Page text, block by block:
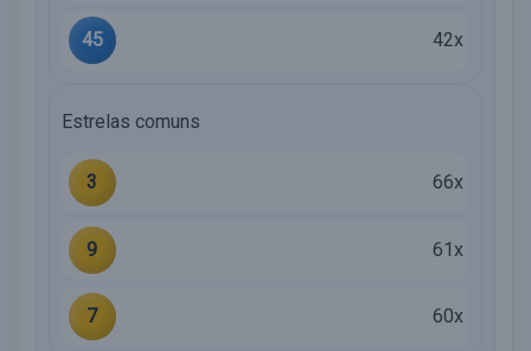
45 42x
Estrelas comuns
3 66x
9 61x
7 60x